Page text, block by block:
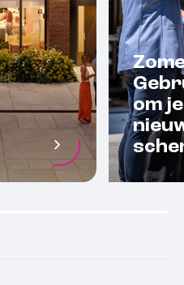
om je